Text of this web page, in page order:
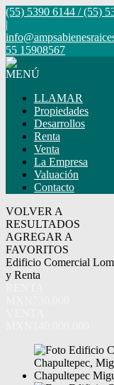
(55) 5390 6144 / (55)
|
55 15908567
MENÚ
LLAMAR
Propiedades
Desarrollos
Renta
Venta
La Empresa
Valuación
Contacto
VOLVER A
RESULTADOS
AGREGAR A
FAVORITOS
Edificio Comercial
y Renta